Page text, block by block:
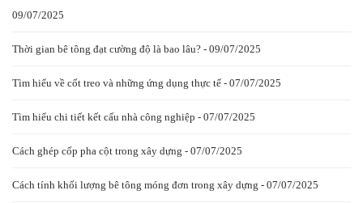
09/07/2025
Thời gian bê tông đạt cường độ là bao lâu? - 09/07/2025
Tìm hiểu về cốt treo và những ứng dụng thực tế - 07/07/2025
Tìm hiểu chi tiết kết cấu nhà công nghiệp - 07/07/2025
Cách ghép cốp pha cột trong xây dựng - 07/07/2025
Cách tính khối lượng bê tông móng đơn trong xây dựng - 07/07/2025